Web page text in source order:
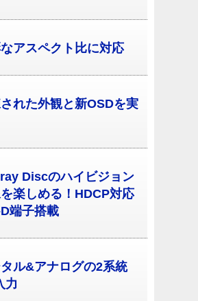
アスペクト比に対応
れた外観と新OSDを実
Discのハイビジョン
楽しめる！HDCP対応
端子搭載
ル&アナログの2系統
力